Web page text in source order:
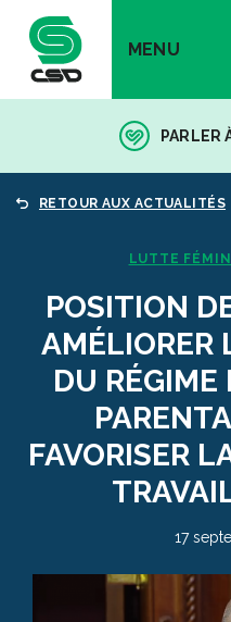
MENU
PARLER
RETOUR AUX ACTUALITÉS
LUTTE
POSITION
AMÉLIORER
DU RÉGIME
FAVORISER
17